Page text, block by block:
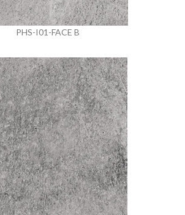
PHS-I01-FACE B